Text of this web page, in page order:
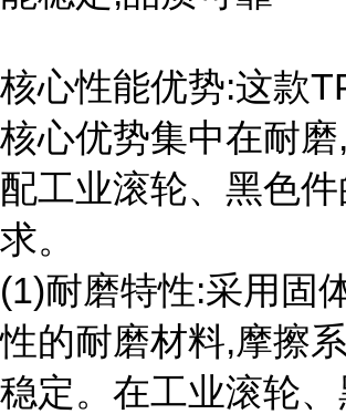
核心性能优势:这款
核心优势集中在耐
配工业滚轮、黑色
求。
(1)耐磨特性:采用固
性的耐磨材料,摩擦
稳定。在工业滚轮